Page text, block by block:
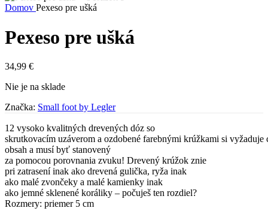
Domov Pexeso pre ušká
Pexeso pre ušká
34,99 €
Nie je na sklade
Značka: Small foot by Legler
12 vysoko kvalitných drevených dóz so
skrutkovacím uzáverom a ozdobené farebnými krúžkami si
obsah a musí byť stanovený
za pomocou porovnania zvuku! Drevený krúžok znie
pri zatrasení inak ako drevená gulička, ryža inak
ako malé zvončeky a malé kamienky inak
ako jemné sklenené koráliky – počuješ ten rozdiel?
Rozmery: priemer 5 cm